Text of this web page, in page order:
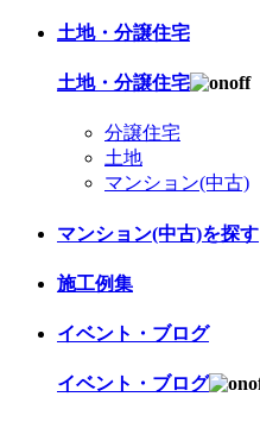
土地・分譲住宅
土地・分譲住宅
分譲住宅
土地
マンション(中古)
マンション(中古)を探す
施工例集
イベント・ブログ
イベント・ブログ